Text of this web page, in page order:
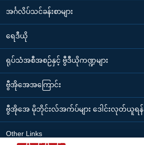
အင်္ဂလိပ်သင်ခန်းစာများ
ရေဒီယို
ရုပ်သံအစီအစဉ်နှင့် ဗွီဒီယိုကဏ္ဍများ
ဗွီအိုအေအကြောင်း
ဗွီအိုအေ မိုဘိုင်းလ်အက်ပ်များ ဒေါင်းလုတ်ယူရန်
Other Links